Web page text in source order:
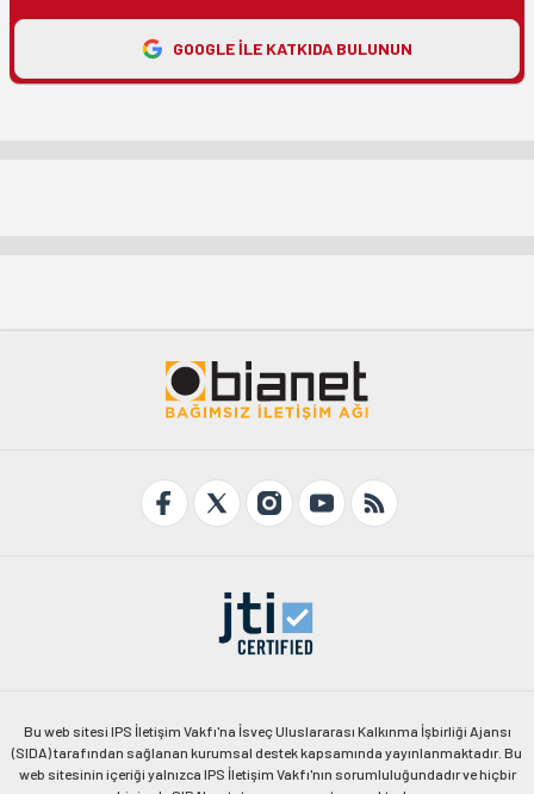
GOOGLE ILE KATKIDA BULUNUN
Bu web sitesi IPS İletişim Vakfı'na İsveç Uluslararası Kalkınma İşbirliği Ajansı
(SIDA) tarafından sağlanan kurumsal destek kapsamında yayınlanmaktadır. Bu
web sitesinin içeriği yalnızca IPS İletişim Vakfı'nın sorumluluğundadır ve hiçbir